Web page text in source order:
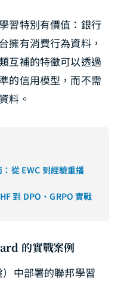
習特別有價值：銀行
擁有消費行為資料，
互補的特徵可以透過
的信用模型，而不需
料。
從 EWC 到經驗重播
到 DPO、GRPO 實戰
的實戰案例
中部署的聯邦學習